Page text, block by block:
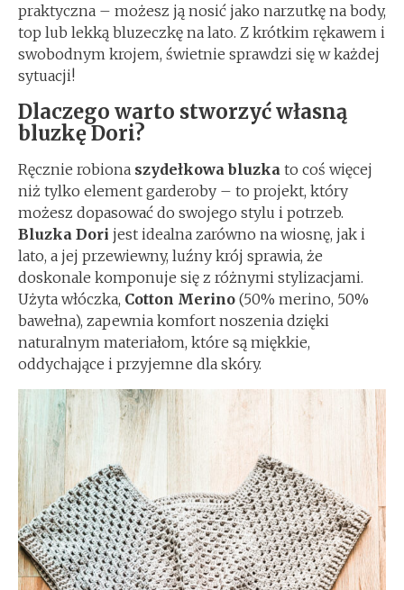
praktyczna – możesz ją nosić jako narzutkę na body,
top lub lekką bluzeczkę na lato. Z krótkim rękawem i
swobodnym krojem, świetnie sprawdzi się w każdej
sytuacji!
Dlaczego warto stworzyć własną
bluzkę Dori?
Ręcznie robiona szydełkowa bluzka to coś więcej
niż tylko element garderoby – to projekt, który
możesz dopasować do swojego stylu i potrzeb.
Bluzka Dori jest idealna zarówno na wiosnę, jak i
lato, a jej przewiewny, luźny krój sprawia, że
doskonale komponuje się z różnymi stylizacjami.
Użyta włóczka, Cotton Merino (50% merino, 50%
bawełna), zapewnia komfort noszenia dzięki
naturalnym materiałom, które są miękkie,
oddychające i przyjemne dla skóry.